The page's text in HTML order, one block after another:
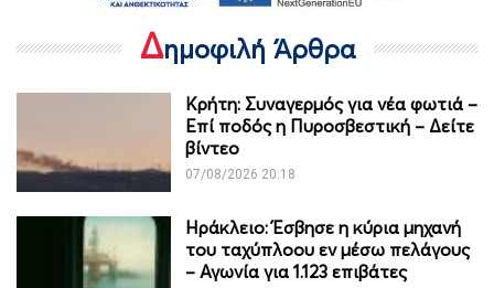
Δημοφιλή Άρθρα
Κρήτη: Συναγερμός για νέα φωτιά –
Επί ποδός η Πυροσβεστική – Δείτε
βίντεο
07/08/2026 20:18
Ηράκλειο: Έσβησε η κύρια μηχανή
του ταχύπλοου εν μέσω πελάγους
– Αγωνία για 1.123 επιβάτες